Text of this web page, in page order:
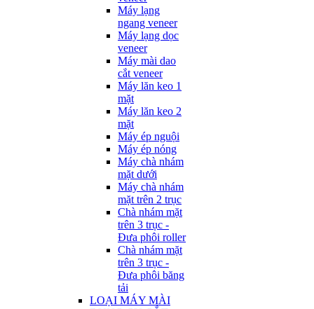
Máy lạng
ngang veneer
Máy lạng dọc
veneer
Máy mài dao
cắt veneer
Máy lăn keo 1
mặt
Máy lăn keo 2
mặt
Máy ép nguội
Máy ép nóng
Máy chà nhám
mặt dưới
Máy chà nhám
mặt trên 2 trục
Chà nhám mặt
trên 3 trục -
Đưa phôi roller
Chà nhám mặt
trên 3 trục -
Đưa phôi băng
tải
LOẠI MÁY MÀI